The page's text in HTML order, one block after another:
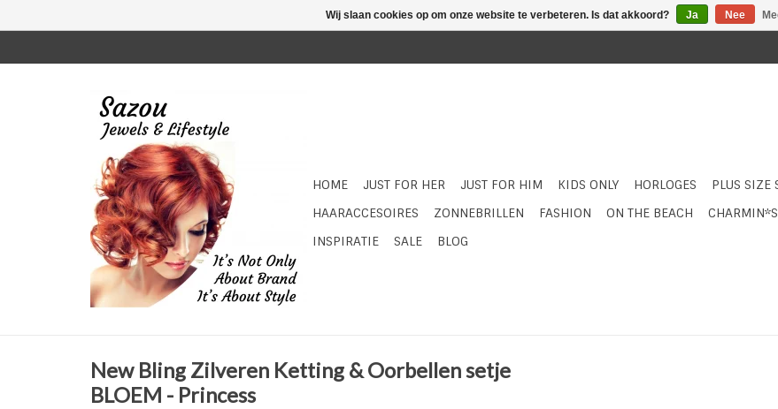
HOME JUST FOR HER JUST FOR HIM KIDS ONLY HORLOGES PLUS SIZE
HAARACCESOIRES
ZONNEBRILLEN FASHION ON THE BEACH CHARMIN*S
INSPIRATIE
SALE BLOG
New Bling Zilveren Ketting & Oorbellen setje
BLOEM - Princess
Wij slaan cookies op om onze website te verbeteren. Is dat akkoord? Ja Nee